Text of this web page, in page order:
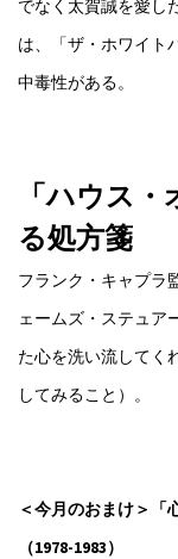
でなく太賀誠を愛し
は、「ザ・ホワイト
中毒性がある。
「ハウス
る処方箋
フランク・キャプラ
ェームズ・ステュア
た心を洗い流してく
してみること）。
＜今月のおまけ＞「
（1978-1983）